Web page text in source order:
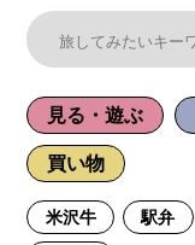
見る・遊ぶ
買い物
米沢牛 駅弁